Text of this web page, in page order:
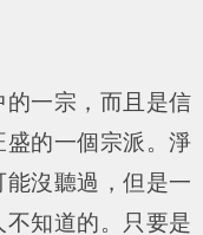
一宗，而且是信
盛的一個宗派。淨
沒聽過，但是一
知道的。只要是